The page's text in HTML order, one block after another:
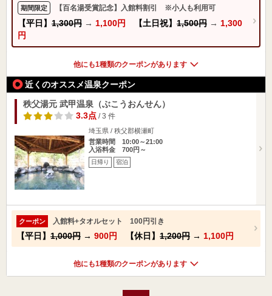
期間限定 【百名湯受賞記念】入館料割引 ※小人も利用可
【平日】 1,300円 → 1,100円 【土日祝】 1,500円 → 1,300
円
他にも1種類のクーポンがあります
近くのオススメ温泉クーポン
秩父湯元 武甲温泉（ぶこうおんせん）
3.3点/ 3 件
埼玉県 / 秩父郡横瀬町
営業時間 10:00～21:00
入浴料金 700円～
日帰り 宿泊
クーポン 入館料+タオルセット 100円引き
【平日】 1,000円 → 900円 【休日】 1,200円 → 1,100円
他にも1種類のクーポンがあります